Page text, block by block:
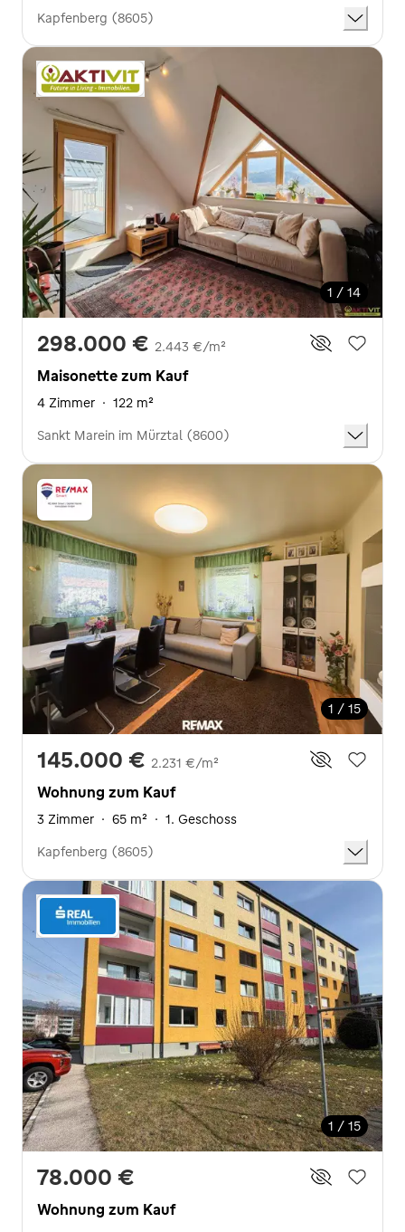
Kapfenberg (8605)
1 / 14
298.000 € 2.443 €/m²
Maisonette zum Kauf
4 Zimmer · 122 m²
Sankt Marein im Mürztal (8600)
1 / 15
145.000 € 2.231 €/m²
Wohnung zum Kauf
3 Zimmer · 65 m² · 1. Geschoss
Kapfenberg (8605)
1 / 15
78.000 €
Wohnung zum Kauf